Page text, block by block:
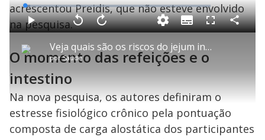
acrescentou Preidis, que não esteve envolvido
na pesquisa.
P
l
a
Veja quais são os riscos do jejum intermitente feito sem supervisão médica
porSaúde
P V
t
a
r
1
u
n
o
s
A
n
ç
a
r
u
d
o
L
o
a
d
e
:
2
.
S
u
b
i
t
F
l
C
o
O momento das refeições e o
intestino
Na nova pesquisa, os autores definiram o
estresse fisiológico crônico pela pontuação
composta de carga alostática dos participantes